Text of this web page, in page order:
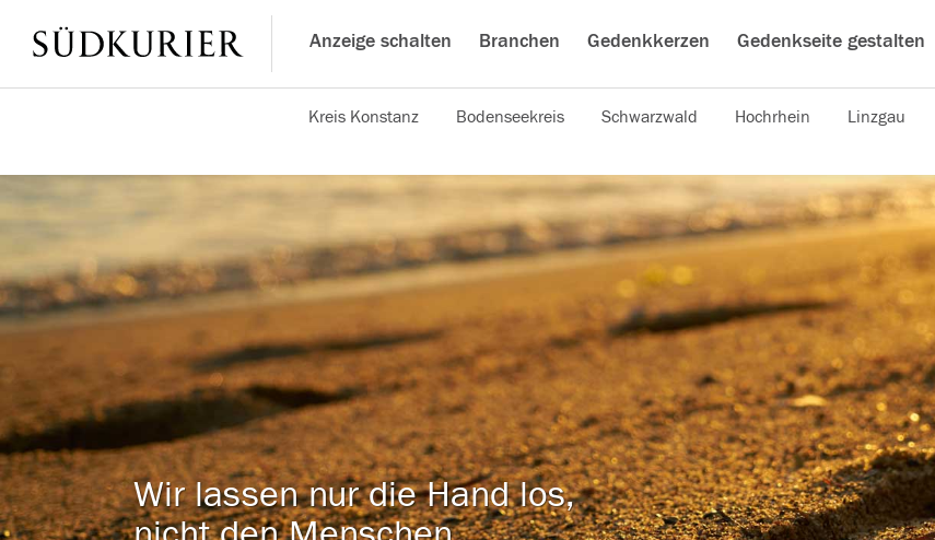
Anzeige schalten Branchen Gedenkkerzen Gedenkseite gestalten
Kreis Konstanz Bodenseekreis Schwarzwald Hochrhein Linzgau
Wir lassen nur die Hand los,